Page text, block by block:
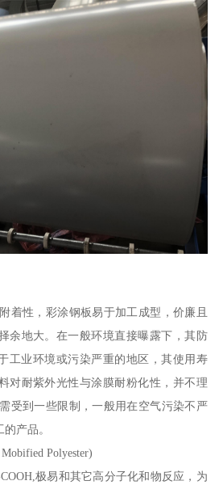
着性，彩涂钢板易于加工成型，价廉且
余地大。在一般环境直接曝露下，其防
工业环境或污染严重的地区，其使用寿
对耐紫外光性与涂膜耐粉化性，并不理
受到一些限制，一般用在空气污染不严
产品。
Polyester)
极易和其它高分子化和物反应，为